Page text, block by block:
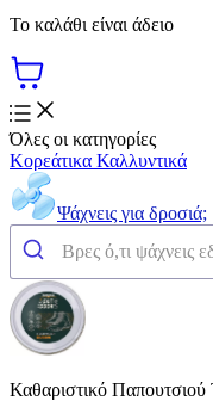
Το καλάθι είναι άδειο
Όλες οι κατηγορίες
Κορεάτικα Καλλυντικά
Ψάχνεις για δροσιά;
Καθαριστικό